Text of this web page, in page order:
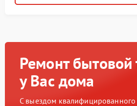
Ремонт бытовой
у Вас дома
С выездом квалифицированного